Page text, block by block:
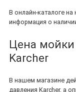
В онлайн-каталоге
информация о
Цена мойки
Karcher
В нашем магазине
давления Karcher, а